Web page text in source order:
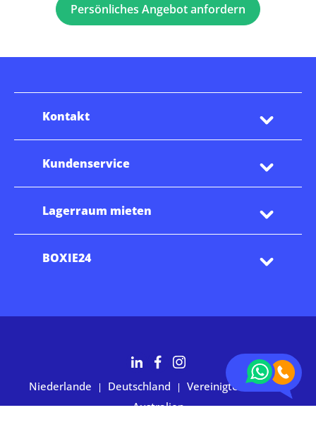
Persönliches Angebot anfordern
Kontakt
Kundenservice
Lagerraum mieten
BOXIE24
Niederlande | Deutschland | Vereinigte Staaten |
Australien